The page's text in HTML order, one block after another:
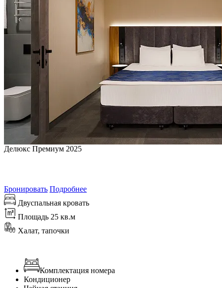
Делюкс Премиум 2025
Бронировать Подробнее
Двуспальная кровать
Площадь 25 кв.м
Халат, тапочки
Комплектация номера
Кондиционер